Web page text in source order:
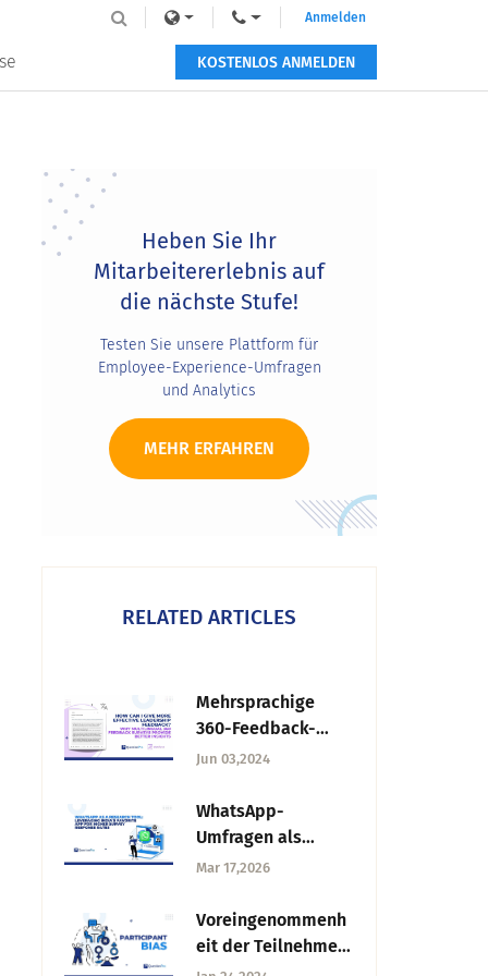
Anmelden
KOSTENLOS ANMELDEN
Primary
Sidebar Heben Sie Ihr
Mitarbeitererlebnis auf
die nächste Stufe!
Testen Sie unsere Plattform für
Employee-Experience-Umfragen
und Analytics
MEHR ERFAHREN
RELATED ARTICLES
Mehrsprachige
360-Feedback-
Umfragen: bessere
Jun 03,2024
WhatsApp-
Umfragen als
Forschungsinstrum
für höhere
Umfrage-
Rücklaufquoten
Mar 17,2026
Voreingenommenh
eit der Teilnehmer: